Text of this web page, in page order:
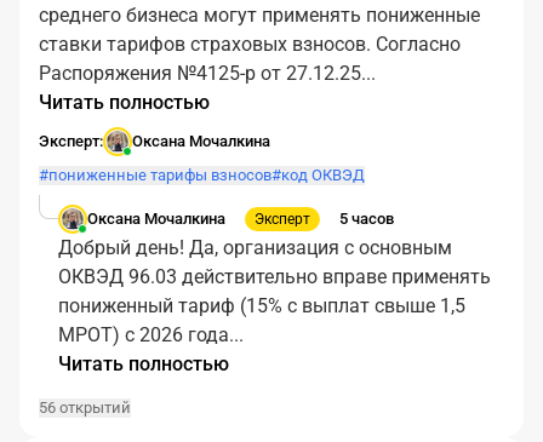
тарифа страховых взносов?
среднего бизнеса могут применять пониженные
ставки тарифов страховых взносов. Согласно
Распоряжения №4125-р от 27.12.25...
Читать полностью
Эксперт:
Оксана Мочалкина
#пониженные тарифы взносов#код ОКВЭД
Оксана Мочалкина Эксперт 5 часов
Добрый день! Да, организация с основным
ОКВЭД 96.03 действительно вправе применять
пониженный тариф (15% с выплат свыше 1,5
МРОТ) с 2026 года...
Читать полностью
56 открытий